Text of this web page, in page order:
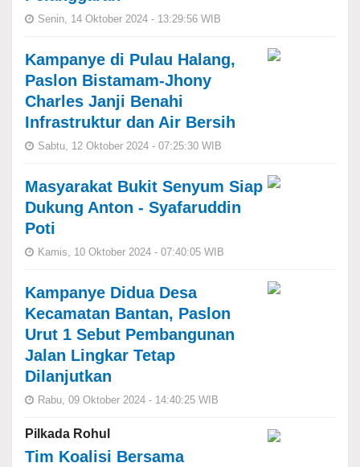
Senin, 14 Oktober 2024 - 13:29:56 WIB
Kampanye di Pulau Halang,
Paslon Bistamam-Jhony
Charles Janji Benahi
Infrastruktur dan Air Bersih
Sabtu, 12 Oktober 2024 - 07:25:30 WIB
Masyarakat Bukit Senyum Siap
Dukung Anton - Syafaruddin
Poti
Kamis, 10 Oktober 2024 - 07:40:05 WIB
Kampanye Didua Desa
Kecamatan Bantan, Paslon
Urut 1 Sebut Pembangunan
Jalan Lingkar Tetap
Dilanjutkan
Rabu, 09 Oktober 2024 - 14:40:25 WIB
Pilkada Rohul
Tim Koalisi Bersama